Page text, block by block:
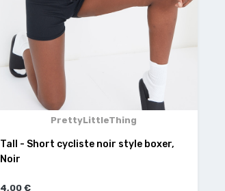
PrettyLittleThing
Tall - Short cycliste noir style boxer,
Noir
4,00 €